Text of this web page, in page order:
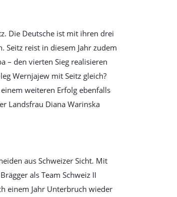
Die Deutsche ist mit ihren drei
Seitz reist in diesem Jahr zudem
– den vierten Sieg realisieren
Wernjajew mit Seitz gleich?
weiteren Erfolg ebenfalls
Landsfrau Diana Warinska
aus Schweizer Sicht. Mit
als Team Schweiz II
einem Jahr Unterbruch wieder